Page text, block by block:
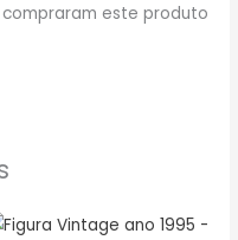
este produto